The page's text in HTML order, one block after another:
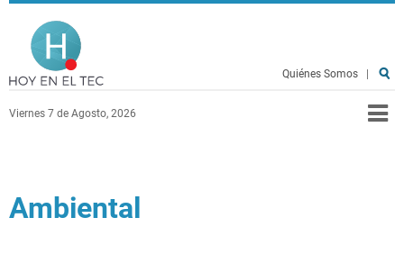
Pasar al contenido principal
Viernes 7 de Agosto, 2026
Quiénes Somos
Ambiental